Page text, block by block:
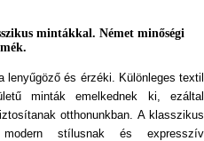
mintákkal. Német minőségi
lenyűgöző és érzéki. Különleges textil
minták emelkednek ki, ezáltal
otthonunkban. A klasszikus
stílusnak és expresszív